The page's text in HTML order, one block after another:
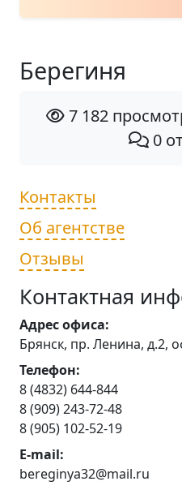
Берегиня
7 182
0
Контакты
Об агентстве
Отзывы
Контактная
Адрес офиса:
Брянск, пр. Ленина, д.2,
Телефон:
8 (4832) 644-844
8 (909) 243-72-48
8 (905) 102-52-19
E-mail:
bereginya32@mail.ru